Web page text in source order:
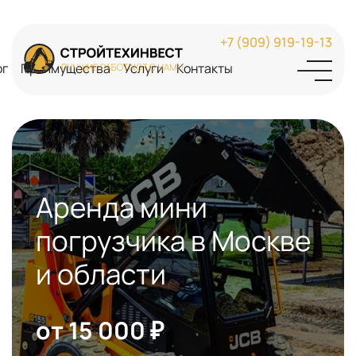
Преимущества Услуги Контакты
+7 (909) 919-19-13
Аренда мини
погрузчика в Москве
и области
от 15 000 ₽